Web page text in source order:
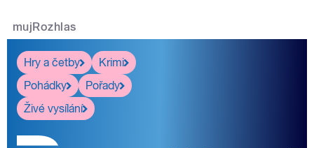
mujRozhlas
Hry a četby
Krimi
Pohádky
Pořady
Živé vysílání